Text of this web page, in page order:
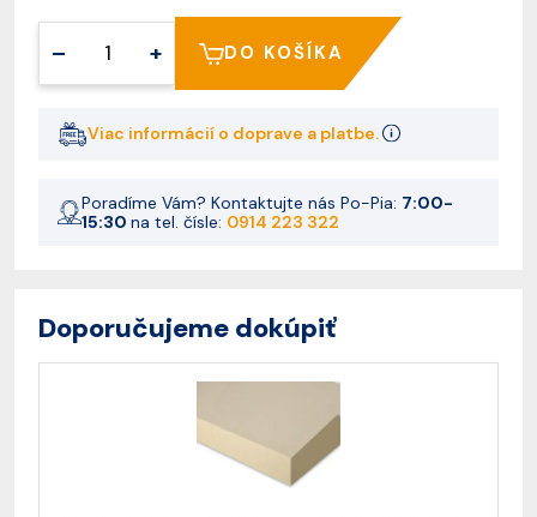
– + DO KOŠÍKA
Viac informácií o doprave a platbe.
Poradíme Vám? Kontaktujte nás Po-Pia: 7:00-
15:30 na tel. čísle: 0914 223 322
Doporučujeme dokúpiť